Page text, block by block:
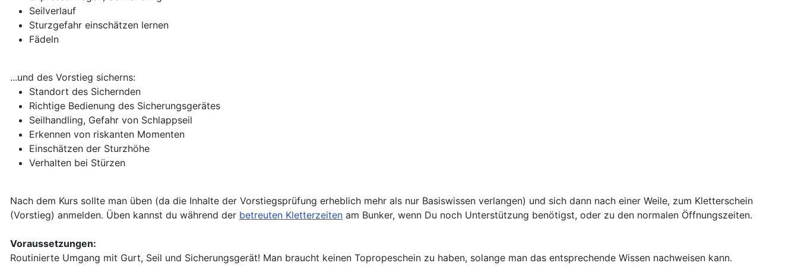
Seilverlauf
Sturzgefahr einschätzen lernen
Fädeln
...und des Vorstieg sicherns:
Standort des Sichernden
Richtige Bedienung des Sicherungsgerätes
Seilhandling, Gefahr von Schlappseil
Erkennen von riskanten Momenten
Einschätzen der Sturzhöhe
Verhalten bei Stürzen
Nach dem Kurs sollte man üben (da die Inhalte der Vorstiegsprüfung erheblich mehr als nur Basiswissen verlangen) und sich dann nach einer Weile, zum Kletterschein
(Vorstieg) anmelden. Üben kannst du während der betreuten Kletterzeiten am Bunker, wenn Du noch Unterstützung benötigst, oder zu den normalen Öffnungszeiten.
Voraussetzungen:
Routinierte Umgang mit Gurt, Seil und Sicherungsgerät! Man braucht keinen Topropeschein zu haben, solange man das entsprechende Wissen nachweisen kann.